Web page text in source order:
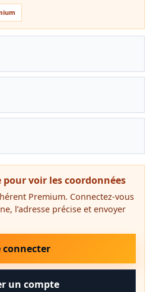
pour voir les coordonnées
Premium. Connectez-vous
l’adresse précise et envoyer
connecter
un compte